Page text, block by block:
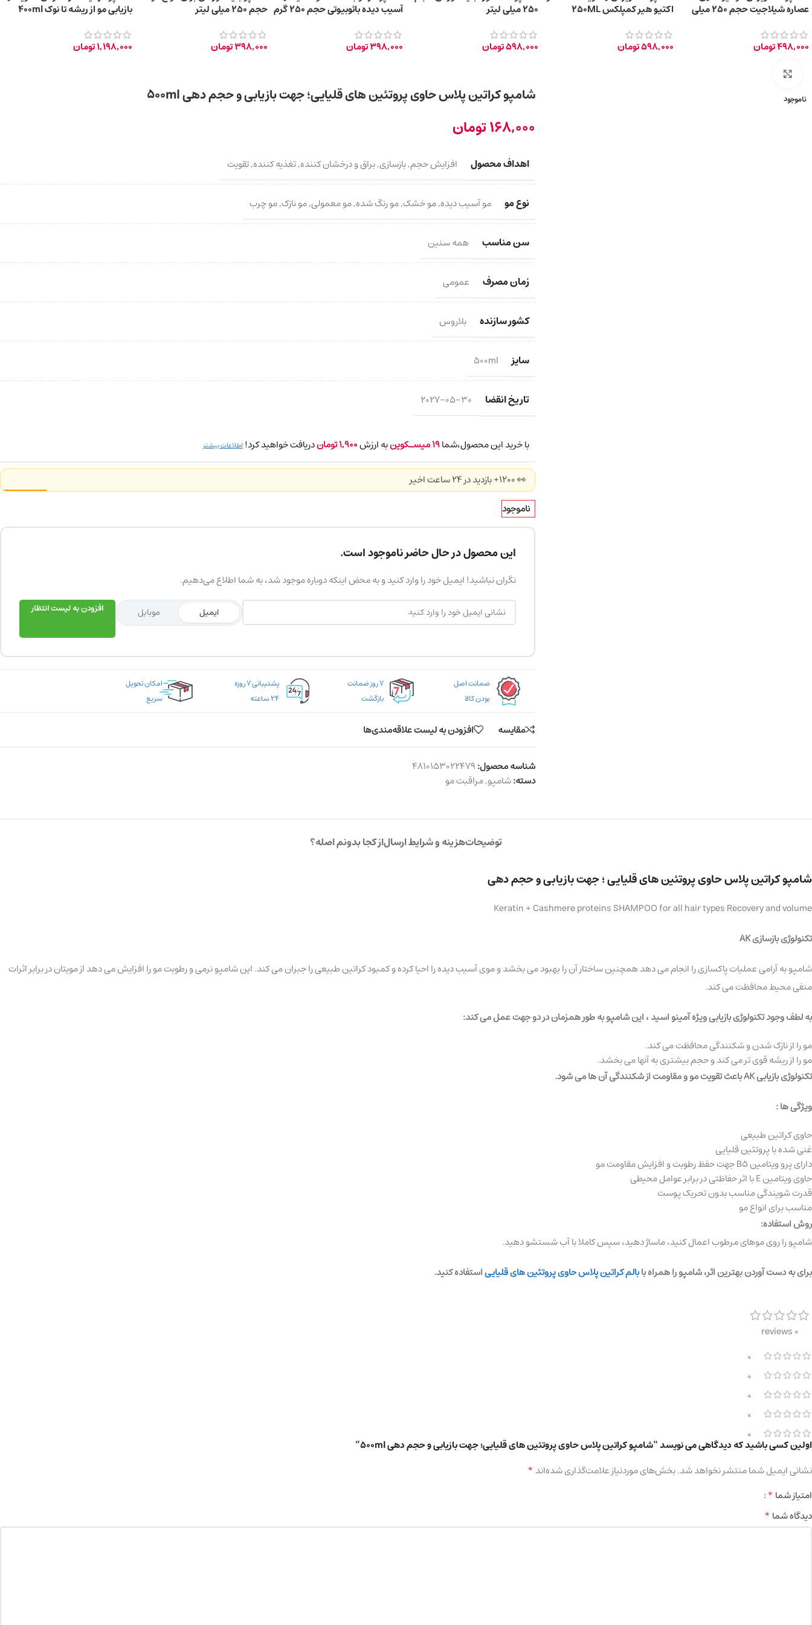
عصاره شیلاجیت حجم ۲۵۰ میلی
498,000تومان
اکتیو هیر کمپلکس 250ML
598,000تومان
250 میلی لیتر
598,000تومان
آسیب دیده بائوبیوتی حجم 250 گرم
398,000تومان
حجم 250 میلی لیتر
398,000تومان
بازیابی مو از ریشه تا نوک 400ml
1,198,000تومان
ناموجود شامپو کراتین پلاس حاوی پروتئین های قلیایی؛ جهت بازیابی و حجم دهی 500ml
168,000تومان
اهداف محصول افزایش حجم,بازسازی,براق و درخشان کننده,تغذیه کننده,تقویت
نوع مو مو آسیب دیده,مو خشک,مو رنگ شده,مو معمولی,مو نازک,مو چرب
سن مناسب همه سنین
زمان مصرف عمومی
کشور سازنده بلاروس
سایز 500ml
تاریخ انقضا 2027-05-30
با خرید این محصول،شما19میسـکوینبه ارزش1,900توماندریافت خواهید کرد! اطلاعات بیشتر
👀 1200+ بازدید در ۲۴ ساعت اخیر
ناموجود
این محصول در حال حاضر ناموجود است.
نگران نباشید! ایمیل خود را وارد کنید و به محض اینکه دوباره موجود شد، به شما اطلاع می‌دهیم.
ایمیل موبایل افزودن به لیست انتظار
ضمانت اصل
بودن کالا
۷ روز ضمانت
بازگشت
پشتیبانی ۷ روزه
۲۴ ساعته
امکان تحویل
سریع
مقایسه افزودن به لیست علاقه‌مندی‌ها
شناسه محصول:4810153022479
دسته:شامپو,مراقبت مو
توضیحاتهزینه و شرایط ارسالاز کجا بدونم اصله؟
شامپو کراتین پلاس حاوی پروتئین های قلیایی ؛ جهت بازیابی و حجم دهی
Keratin + Cashmere proteins SHAMPOO for all hair types Recovery and volume
تکنولوژی بازسازی AK
شامپو به آرامی عملیات پاکسازی را انجام می دهد همچنین ساختار آن را بهبود می بخشد و موی آسیب دیده را احیا کرده و کمبود کراتین طبیعی را جبران می کند. این شامپو نرمی و رطوبت مو را افزایش می دهد از مویتان در برابر اثرات
منفی محیط محافظت می کند.
به لطف وجود تکنولوژی بازیابی ویژه آمینو اسید ، این شامپو به طور همزمان در دو جهت عمل می کند:
مو را از نازک شدن و شکنندگی محافظت می کند.
مو را از ریشه قوی تر می کند و حجم بیشتری به آنها می بخشد.
تکنولوژی بازیابی AK باعث تقویت مو و مقاومت از شکنندگی آن ها می شود.
ویژگی ها :
حاوی کراتین طبیعی
غنی شده با پروتئین قلیایی
دارای پرو ویتامین B5 جهت حفظ رطوبت و افزایش مقاومت مو
حاوی ویتامین E با اثر حفاظتی در برابر عوامل محیطی
قدرت شویندگی مناسب بدون تحریک پوست
مناسب برای انواع مو
روش استفاده:
شامپو را روی موهای مرطوب اعمال کنید، ماساژ دهید، سپس کاملا با آب شستشو دهید.
برای به دست آوردن بهترین اثر، شامپو را همراه بابالم کراتین پلاس حاوی پروتئین های قلیاییاستفاده کنید.
0 reviews
0
0
0
0
0
اولین کسی باشید که دیدگاهی می نویسد “شامپو کراتین پلاس حاوی پروتئین های قلیایی؛ جهت بازیابی و حجم دهی 500ml”
نشانی ایمیل شما منتشر نخواهد شد.بخش‌های موردنیاز علامت‌گذاری شده‌اند*
امتیاز شما*
دیدگاه شما*